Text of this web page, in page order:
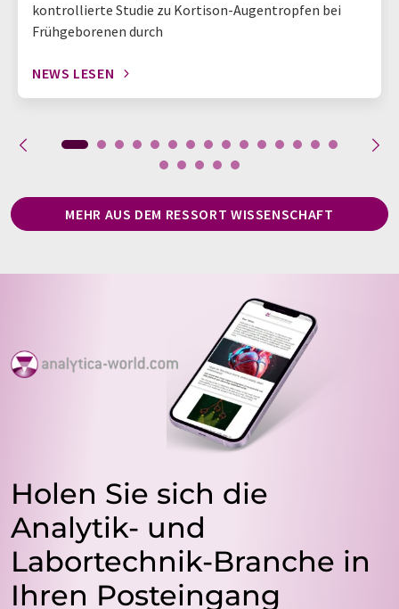
kontrollierte Studie zu Kortison-Augentropfen bei
Frühgeborenen durch
NEWS LESEN
MEHR AUS DEM RESSORT WISSENSCHAFT
Holen Sie sich die
Analytik- und
Labortechnik-Branche in
Ihren Posteingang